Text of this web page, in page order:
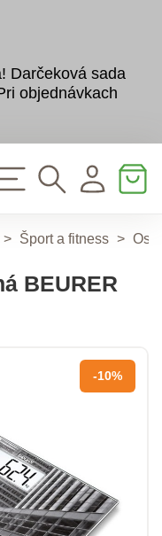
Darčeková sada
objednávkach
> Šport a fitness >
BEURER
-10%